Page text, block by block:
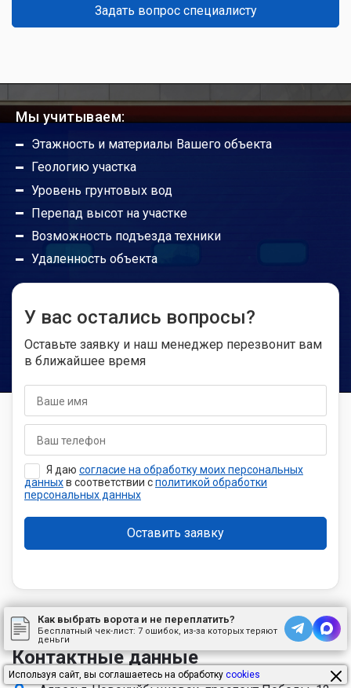
Какой срок службы гаражных ворот?
Можно ли ручные ворота сделать
автоматическими?
автоматики?
Радиус действия пультов управления
Где можно установить откатные ворота?
Задать вопрос специалисту
Мы учитываем:
Этажность и материалы Вашего объекта
Геологию участка
Уровень грунтовых вод
Перепад высот на участке
Возможность подъезда техники
Удаленность объекта
У вас остались вопросы?
Оставьте заявку и наш менеджер перезвонит вам
в ближайшее время
Я даю согласие на обработку моих персональных
данныхв соответствии сполитикой обработки
персональных данных
Контактные данные
Как выбрать ворота и не переплатить?
Бесплатный чек-лист: 7 ошибок, из-за которых теряют
деньги
Используя сайт, вы соглашаетесь на обработку cookies